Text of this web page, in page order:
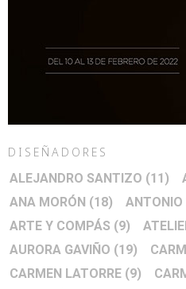
DISEÑADORES
ALEJANDRO SANTIZO (11)
ANA MORÓN (18) ANTONIO
ARTE Y COMPÁS (9)
AURORA GAVIÑO (19)
CARMEN LATORRE (9)